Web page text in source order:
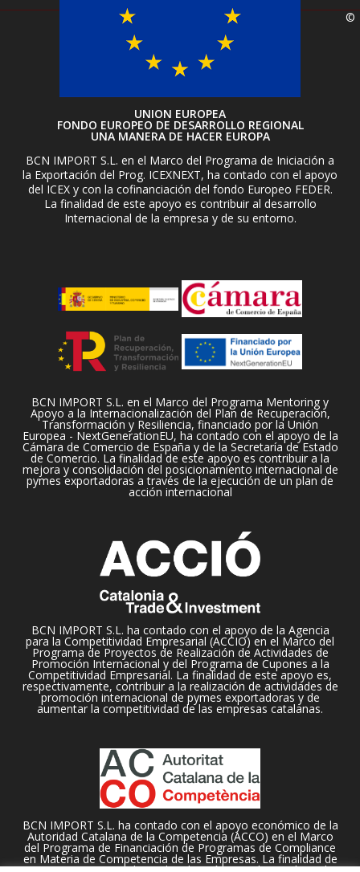
UNION EUROPEA
FONDO EUROPEO DE DESARROLLO REGIONAL
UNA MANERA DE HACER EUROPA
BCN IMPORT S.L. en el Marco del Programa de Iniciación a
la Exportación del Prog. ICEXNEXT, ha contado con el apoyo
del ICEX y con la cofinanciación del fondo Europeo FEDER.
La finalidad de este apoyo es contribuir al desarrollo
Internacional de la empresa y de su entorno.
BCN IMPORT S.L. en el Marco del Programa Mentoring y
Apoyo a la Internacionalización del Plan de Recuperación,
Transformación y Resiliencia, financiado por la Unión
Europea - NextGenerationEU, ha contado con el apoyo de la
Cámara de Comercio de España y de la Secretaría de Estado
de Comercio. La finalidad de este apoyo es contribuir a la
mejora y consolidación del posicionamiento internacional de
pymes exportadoras a través de la ejecución de un plan de
acción internacional
BCN IMPORT S.L. ha contado con el apoyo de la Agencia
para la Competitividad Empresarial (ACCIO) en el Marco del
Programa de Proyectos de Realización de Actividades de
Promoción Internacional y del Programa de Cupones a la
Competitividad Empresarial. La finalidad de este apoyo es,
respectivamente, contribuir a la realización de actividades de
promoción internacional de pymes exportadoras y de
aumentar la competitividad de las empresas catalanas.
BCN IMPORT S.L. ha contado con el apoyo económico de la
Autoridad Catalana de la Competencia (ACCO) en el Marco
del Programa de Financiación de Programas de Compliance
en Materia de Competencia de las Empresas. La finalidad de
©